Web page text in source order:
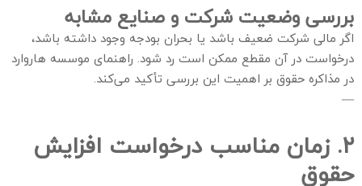
بررسی وضعیت شرکت و صنایع مشابه
اگر مالی شرکت ضعیف باشد یا بحران بودجه وجود داشته باشد،
درخواست در آن مقطع ممکن است رد شود. راهنمای موسسه هاروارد
در مذاکره حقوق بر اهمیت این بررسی تأکید می‌کند.
—
۲. زمان مناسب درخواست افزایش
حقوق